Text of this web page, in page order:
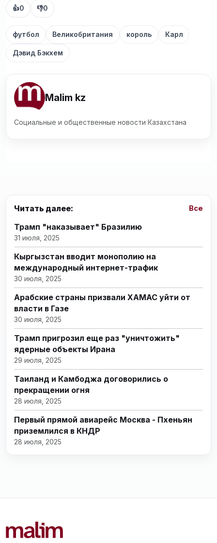
👍0 👎0
футбол Великобритания король Карл
Дэвид Бэкхем
Malim kz
Социальные и общественные новости Казахстана
Читать далее: Все
Трамп "наказывает" Бразилию
31 июля, 2025
Кыргызстан вводит монополию на
международный интернет-трафик
30 июля, 2025
Арабские страны призвали ХАМАС уйти от
власти в Газе
30 июля, 2025
Трамп пригрозил еще раз "уничтожить"
ядерные объекты Ирана
29 июля, 2025
Таиланд и Камбоджа договорились о
прекращении огня
28 июля, 2025
Первый прямой авиарейс Москва - Пхеньян
приземлился в КНДР
28 июля, 2025